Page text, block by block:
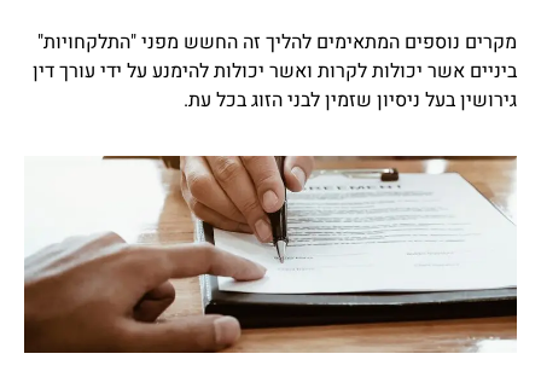
מקרים נוספים המתאימים להליך זה החשש מפני "התלקחויות"
ביניים אשר יכולות לקרות ואשר יכולות להימנע על ידי עורך דין
גירושין בעל ניסיון שזמין לבני הזוג בכל עת.